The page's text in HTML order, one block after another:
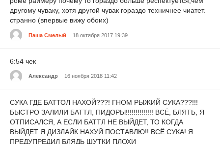
другому чуваку, хотя другой чувак гораздо техничнее чиатет.
странно (впервые вижу обоих)
Паша Смелый 18 октября 2017 19:39
6:54 чек
Александр 16 ноября 2018 11:42
СУКА ГДЕ БАТТОЛ НАХОЙ???! ГНОМ РЫЖИЙ СУКА???!!!
БЫСТРО ЗАЛИЛИ БАТТЛ, ПИДОРЫ!!!!!!!!!!!!!! ВСЁ, БЛЯТЬ, Я
ОТПИСАЛСЯ, А ЕСЛИ БАТТЛ НЕ ВЫЙДЕТ, ТО КОГДА
ВЫЙДЕТ Я ДИЗЛАЙК НАХУЙ ПОСТАВЛЮ!! ВСЁ СУКА! Я
ПРЕДУПРЕДИЛ БЛЯДЬ ШУТКИ ПЛОХИ